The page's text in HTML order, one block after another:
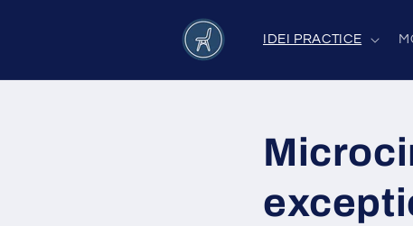
IDEI PRACTICE